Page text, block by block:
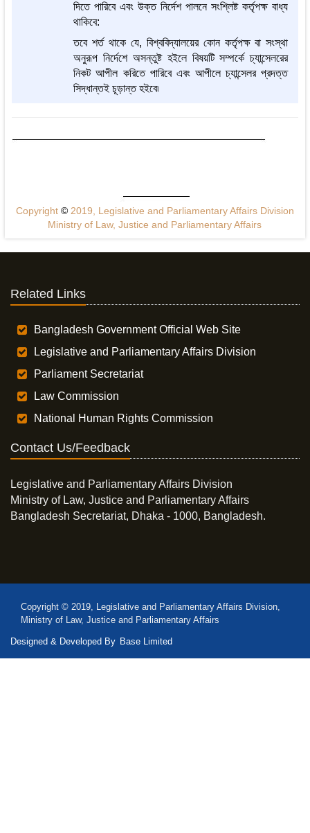
দিতে পারিবে এবং উক্ত নির্দেশ পালনে সংশ্লিষ্ট কর্তৃপক্ষ বাধ্য
থাকিবে:
তবে শর্ত থাকে যে, বিশ্ববিদ্যালয়ের কোন কর্তৃপক্ষ বা সংস্থা
অনুরূপ নির্দেশে অসন্তুষ্ট হইলে বিষয়টি সম্পর্কে চ্যান্সেলরের
নিকট আপীল করিতে পারিবে এবং আপীলে চ্যান্সেলর প্রদত্ত
সিদ্ধান্তই চূড়ান্ত হইবে৷
Copyright ©2019, Legislative and Parliamentary Affairs Division
Ministry of Law, Justice and Parliamentary Affairs
Related Links
Bangladesh Government Official Web Site
Legislative and Parliamentary Affairs Division
Parliament Secretariat
Law Commission
National Human Rights Commission
Contact Us/Feedback
Legislative and Parliamentary Affairs Division
Ministry of Law, Justice and Parliamentary Affairs
Bangladesh Secretariat, Dhaka - 1000, Bangladesh.
Copyright © 2019, Legislative and Parliamentary Affairs Division,
Ministry of Law, Justice and Parliamentary Affairs
Designed & Developed By Base Limited